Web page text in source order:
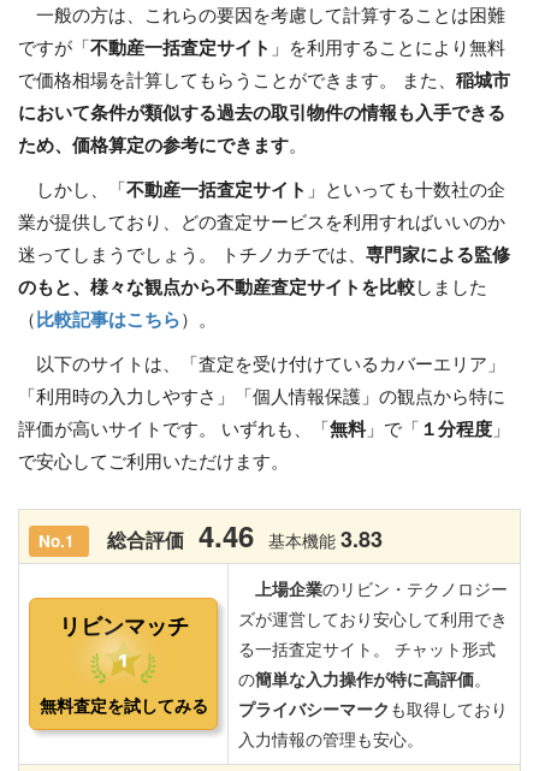
一般の方は、これらの要因を考慮して計算することは困難
ですが「 不動産一括査定サイト 」を利用することにより無料
で価格相場を計算してもらうことができます。 また、 稲城市
において条件が類似する過去の取引物件の情報も入手できる
ため、価格算定の参考にできます。
しかし、「 不動産一括査定サイト 」といっても十数社の企
業が提供しており、どの査定サービスを利用すればいいのか
迷ってしまうでしょう。 トチノカチでは、 専門家による監修
のもと、様々な観点から不動産査定サイトを比較 しました
（ 比較記事はこちら ）。
以下のサイトは、「査定を受け付けているカバーエリア」
「利用時の入力しやすさ」「個人情報保護」の観点から特に
評価が高いサイトです。 いずれも、「 無料」で「 １分程度 」
で安心してご利用いただけます。